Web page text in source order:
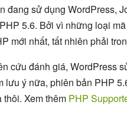
đang sử dụng WordPress,
5.6. Bởi vì những loại
mới nhất, tất nhiên phải
cứu đánh giá, WordPress
lưu ý nữa, phiên bản PHP
thôi. Xem thêm PHP